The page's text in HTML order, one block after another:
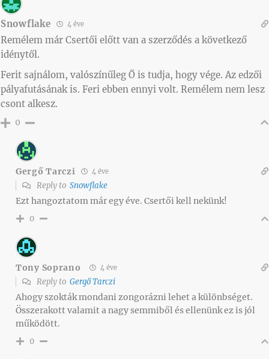
Snowflake 4 éve
Remélem már Csertői előtt van a szerződés a következő
idénytől.
Ferit sajnálom, valószínűleg Ő is tudja, hogy vége. Az edzői
pályafutásának is. Feri ebben ennyi volt. Remélem nem lesz
csont alkesz.
0
Gergő Tarczi 4 éve
Reply to Snowflake
Ezt hangoztatom már egy éve. Csertői kell nekünk!
0
Tony Soprano 4 éve
Reply to Gergő Tarczi
Ahogy szokták mondani zongorázni lehet a különbséget.
Összerakott valamit a nagy semmiből és ellenünk ez is jól
működött.
0